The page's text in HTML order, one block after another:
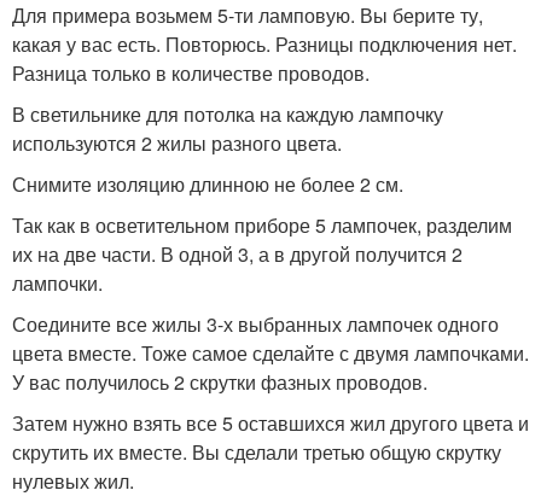
Для примера возьмем 5-ти ламповую. Вы берите ту,
какая у вас есть. Повторюсь. Разницы подключения нет.
Разница только в количестве проводов.
В светильнике для потолка на каждую лампочку
используются 2 жилы разного цвета.
Снимите изоляцию длинною не более 2 см.
Так как в осветительном приборе 5 лампочек, разделим
их на две части. В одной 3, а в другой получится 2
лампочки.
Соедините все жилы 3-х выбранных лампочек одного
цвета вместе. Тоже самое сделайте с двумя лампочками.
У вас получилось 2 скрутки фазных проводов.
Затем нужно взять все 5 оставшихся жил другого цвета и
скрутить их вместе. Вы сделали третью общую скрутку
нулевых жил.